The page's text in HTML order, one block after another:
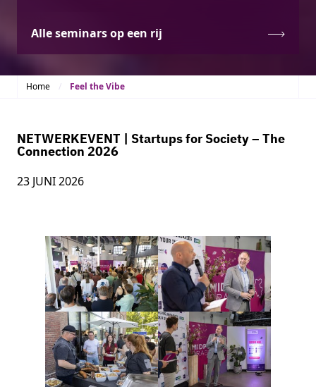
Alle seminars op een rij
Home Feel the Vibe
NETWERKEVENT | Startups for Society – The
Connection 2026
23 JUNI 2026